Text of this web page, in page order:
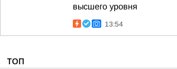
высшего уровня
13:54
ТОП